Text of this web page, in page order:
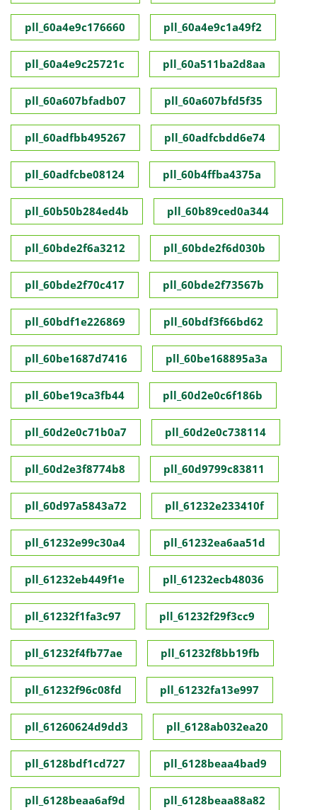
pll_60a4e9c176660 pll_60a4e9c1a49f2
pll_60a4e9c25721c pll_60a511ba2d8aa
pll_60a607bfadb07 pll_60a607bfd5f35
pll_60adfbb495267 pll_60adfcbdd6e74
pll_60adfcbe08124 pll_60b4ffba4375a
pll_60b50b284ed4b pll_60b89ced0a344
pll_60bde2f6a3212 pll_60bde2f6d030b
pll_60bde2f70c417 pll_60bde2f73567b
pll_60bdf1e226869 pll_60bdf3f66bd62
pll_60be1687d7416 pll_60be168895a3a
pll_60be19ca3fb44 pll_60d2e0c6f186b
pll_60d2e0c71b0a7 pll_60d2e0c738114
pll_60d2e3f8774b8 pll_60d9799c83811
pll_60d97a5843a72 pll_61232e233410f
pll_61232e99c30a4 pll_61232ea6aa51d
pll_61232eb449f1e pll_61232ecb48036
pll_61232f1fa3c97 pll_61232f29f3cc9
pll_61232f4fb77ae pll_61232f8bb19fb
pll_61232f96c08fd pll_61232fa13e997
pll_61260624d9dd3 pll_6128ab032ea20
pll_6128bdf1cd727 pll_6128beaa4bad9
pll_6128beaa6af9d pll_6128beaa88a82